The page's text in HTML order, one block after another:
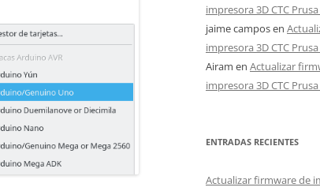
impresora 3D CTC
jaime camposen
impresora 3D CTC
Airam en Actualizar
impresora 3D CTC
ENTRADAS RECIENTES
Actualizar firmware de